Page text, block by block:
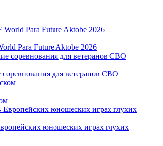
Para Future Aktobe 2026
соревнования для ветеранов СВО
юношеских играх глухих